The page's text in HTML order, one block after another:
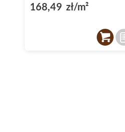
168,49 zł/m²